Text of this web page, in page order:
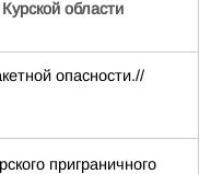
области
опасности.//
приграничного